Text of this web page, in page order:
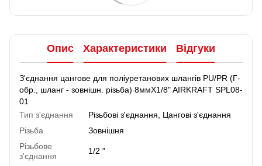
Опис Характеристики Відгуки
З'єднання цангове для поліуретанових шлангів PU/PR (Г-
обр., шланг - зовнішн. різьба) 8ммX1/8" AIRKRAFT SPL08-
01
Тип з'єднання
Різьбові з'єднання
Цангові з'єднання
Різьба
Зовнішня
Різьбове
з'єднання
1/2 "